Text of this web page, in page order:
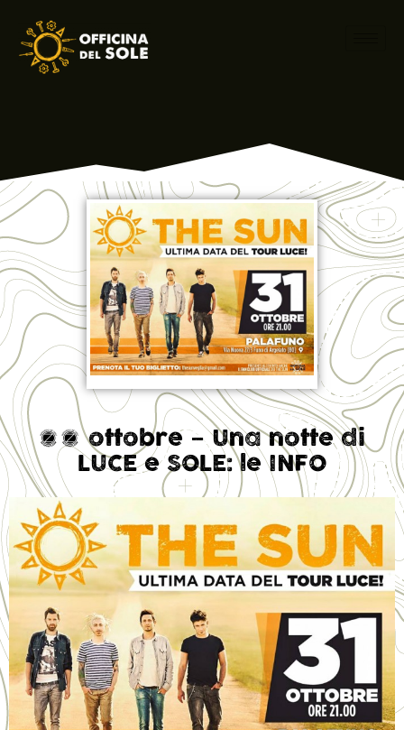
31 ottobre – Una notte di
LUCE e SOLE: le INFO